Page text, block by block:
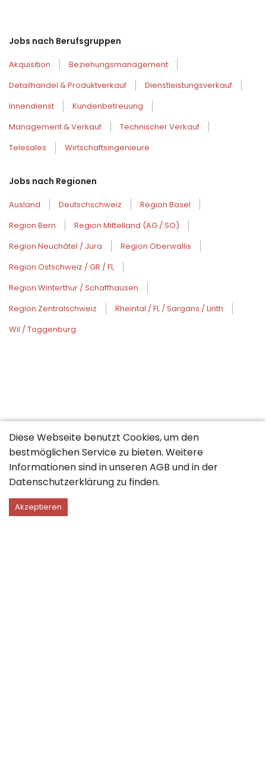
Jobs nach Berufsgruppen
Akquisition
Beziehungsmanagement
Detailhandel & Produktverkauf
Dienstleistungsverkauf
Innendienst
Kundenbetreuung
Management & Verkauf
Technischer Verkauf
Telesales
Wirtschaftsingenieure
Jobs nach Regionen
Ausland Deutschschweiz
Region Basel
Region Bern
Region Mittelland (AG / SO)
Region Neuchâtel / Jura
Region Oberwallis
Region Ostschweiz / GR / FL
Region Winterthur / Schaffhausen
Region Zentralschweiz
Rheintal / FL / Sargans / Linth
Wil / Toggenburg
Diese Webseite benutzt Cookies, um den
bestmöglichen Service zu bieten. Weitere
Informationen sind in unserenAGB und in der
Datenschutzerklärung zu finden.
Akzeptieren